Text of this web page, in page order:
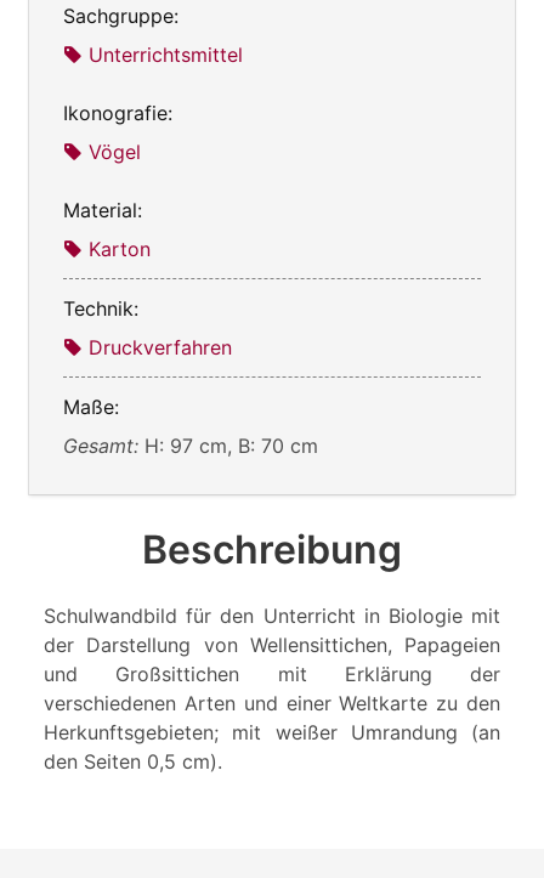
Sachgruppe:
Unterrichtsmittel
Ikonografie:
Vögel
Material:
Karton
Technik:
Druckverfahren
Maße:
Gesamt: H: 97 cm, B: 70 cm
Beschreibung
Schulwandbild für den Unterricht in Biologie mit
der Darstellung von Wellensittichen, Papageien
und Großsittichen mit Erklärung der
verschiedenen Arten und einer Weltkarte zu den
Herkunftsgebieten; mit weißer Umrandung (an
den Seiten 0,5 cm).